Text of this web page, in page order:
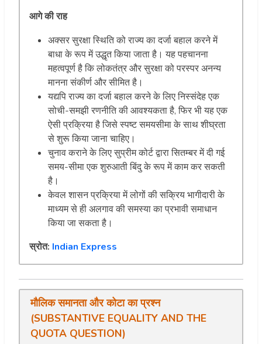
आगेकी राह
अक्सर सुरक्षा स्थिति को राज्य का दर्जा बहाल करने में
बाधा के रूप में उद्धृत किया जाता है। यह पहचानना
महत्वपूर्ण है कि लोकतंत्र और सुरक्षा को परस्पर अनन्य
मानना संकीर्ण और सीमित है।
यद्यपि राज्य का दर्जा बहाल करने के लिए निस्संदेह एक
सोची-समझी रणनीति की आवश्यकता है, फिर भी यह एक
ऐसी प्रक्रिया है जिसे स्पष्ट समयसीमा के साथ शीघ्रता
से शुरू किया जाना चाहिए।
चुनाव कराने के लिए सुप्रीम कोर्ट द्वारा सितम्बर में दी गई
समय-सीमा एक शुरुआती बिंदु के रूप में काम कर सकती
है।
केवल शासन प्रक्रिया में लोगों की सक्रिय भागीदारी के
माध्यम से ही अलगाव की समस्या का प्रभावी समाधान
किया जा सकता है।
स्रोत: Indian Express
मौलिक समानता और कोटा का प्रश्न
(SUBSTANTIVE EQUALITY AND THE
QUOTA QUESTION)